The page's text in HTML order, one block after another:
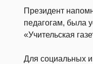
Президент
педагогам, была
«Учительская
Для социальных и